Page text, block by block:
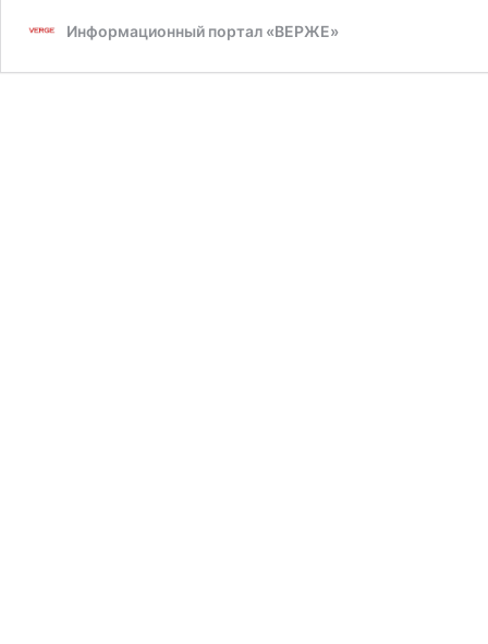
ПОДРОБНОСТИ
Информационный портал «ВЕРЖЕ»